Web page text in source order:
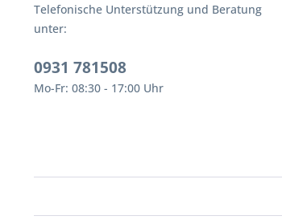
Telefonische Unterstützung und Beratung
unter:
0931 781508
Mo-Fr: 08:30 - 17:00 Uhr